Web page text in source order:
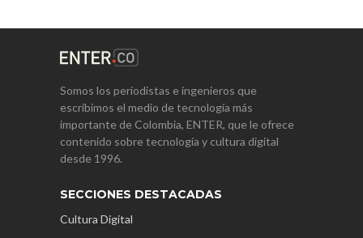
Somos los periodistas e ingenieros que
escribimos el medio de tecnología más
importante de Colombia, ENTER, que le ofrece
contenido sobre tecnología y cultura digital
desde 1996.
SECCIONES DESTACADAS
Cultura Digital